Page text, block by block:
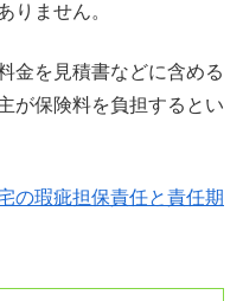
りません。
金を見積書などに含める
が保険料を負担するとい
の瑕疵担保責任と責任期